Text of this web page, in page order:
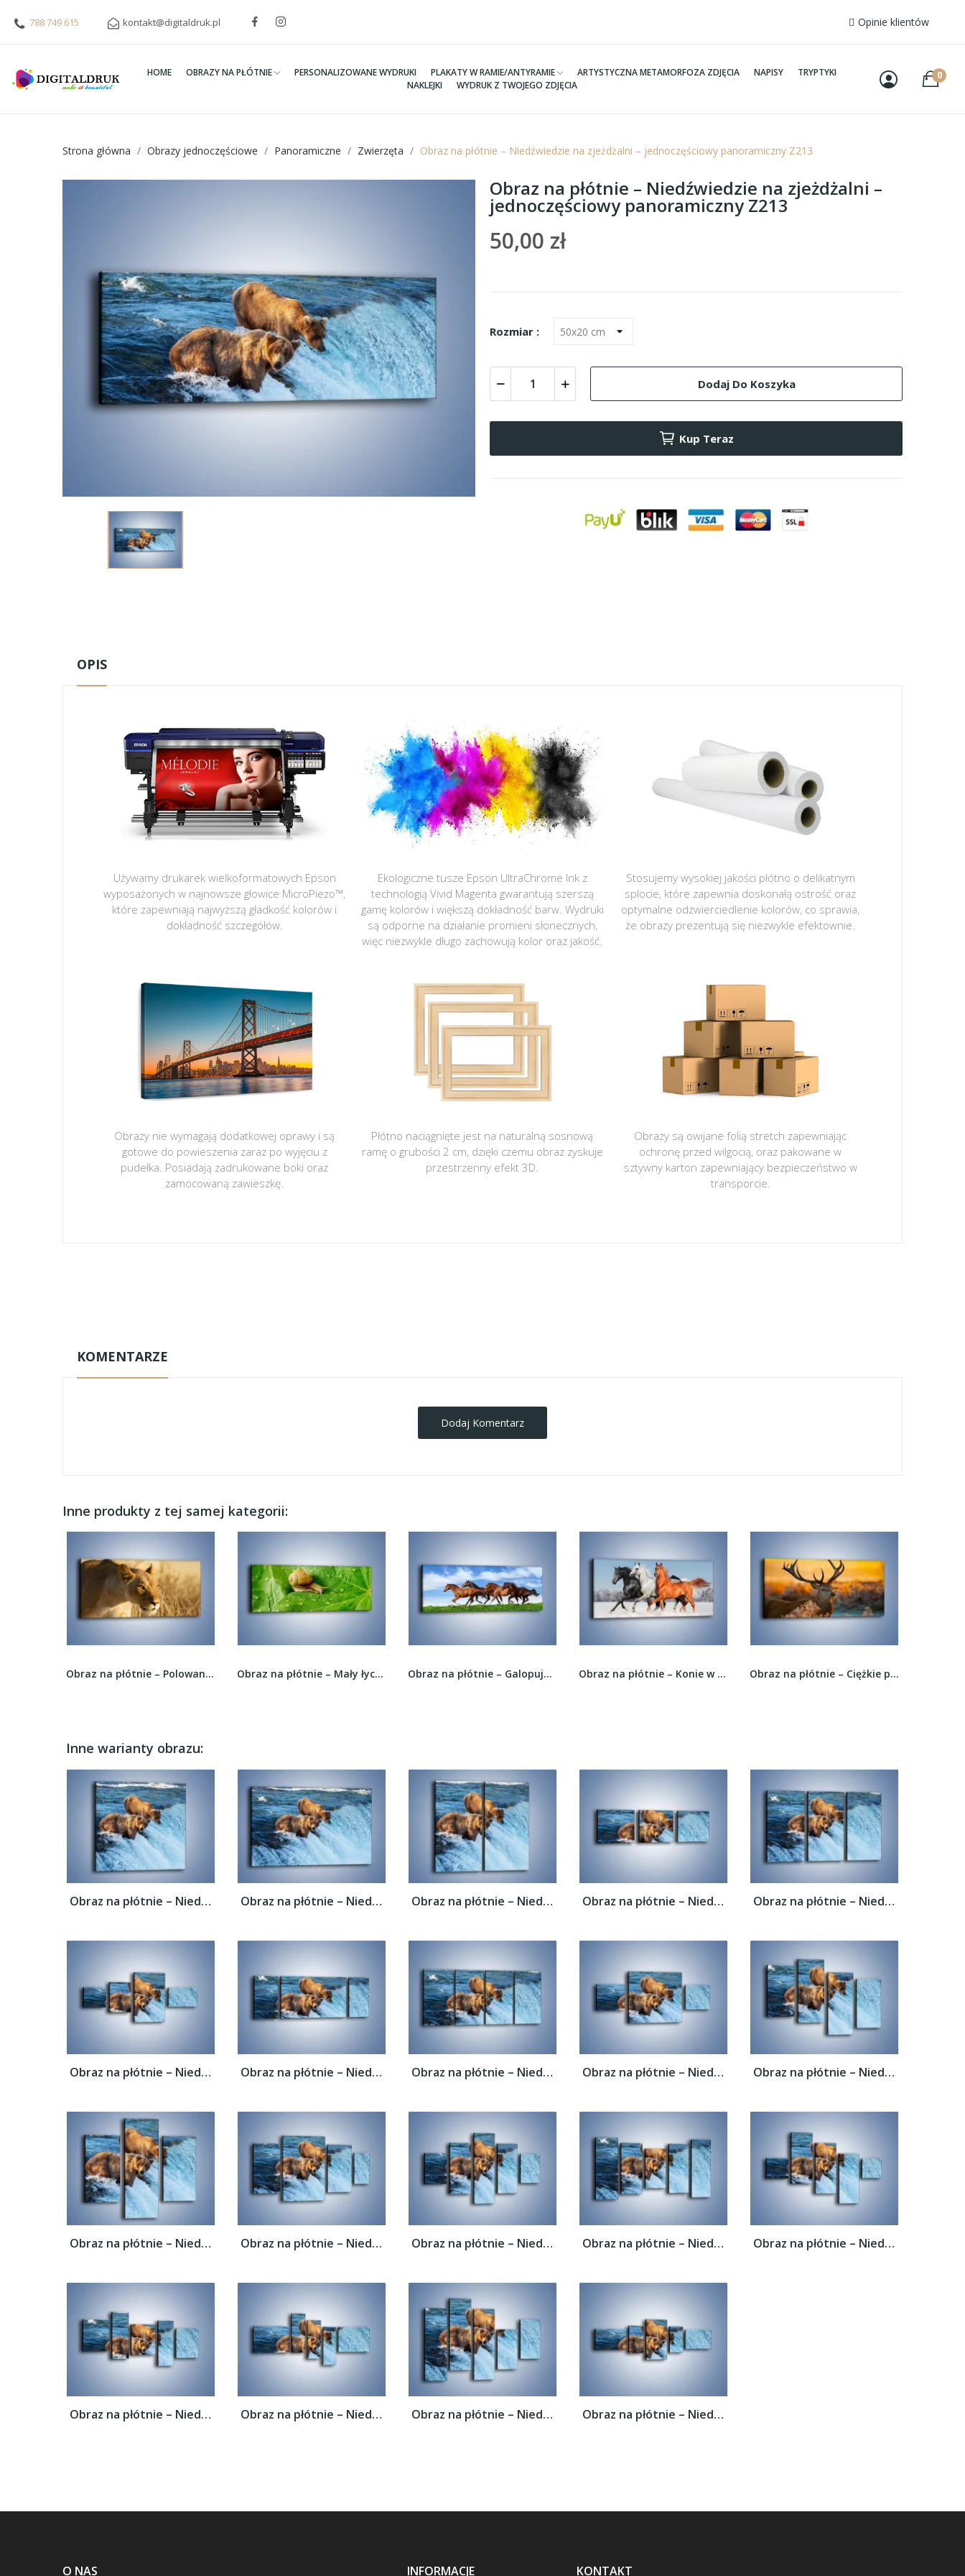
788 749 615 kontakt@digitaldruk.pl Opinie klientów
HOME OBRAZY NA PŁÓTNIE PERSONALIZOWANE WYDRUKI PLAKATY W RAMIE/ANTYRAMIE ARTYSTYCZNA METAMORFOZA ZDJĘCIA NAPISY
TRYPTYKI
NAKLEJKI
WYDRUK Z TWOJEGO ZDJĘCIA
0
Strona główna Obrazy jednoczęściowe Panoramiczne Zwierzęta Obraz na płótnie – Niedźwiedzie na zjeżdżalni – jednoczęściowy panoramiczny Z213
Obraz na płótnie – Niedźwiedzie na zjeżdżalni –
jednoczęściowy panoramiczny Z213
50,00 zł
Rozmiar :
Dodaj Do Koszyka
Kup Teraz
OPIS
Używamy drukarek wielkoformatowych Epson
wyposażonych w najnowsze głowice MicroPiezo™,
które zapewniają najwyższą gładkość kolorów i
dokładność szczegółów.
Ekologiczne tusze Epson UltraChrome Ink z
technologią Vivid Magenta gwarantują szerszą
gamę kolorów i większą dokładność barw. Wydruki
są odporne na działanie promieni słonecznych,
więc niezwykle długo zachowują kolor oraz jakość.
Stosujemy wysokiej jakości płótno o delikatnym
splocie, które zapewnia doskonałą ostrość oraz
optymalne odzwierciedlenie kolorów, co sprawia,
że obrazy prezentują się niezwykle efektownie.
Obrazy nie wymagają dodatkowej oprawy i są
gotowe do powieszenia zaraz po wyjęciu z
pudełka. Posiadają zadrukowane boki oraz
zamocowaną zawieszkę.
Płótno naciągnięte jest na naturalną sosnową
ramę o grubości 2 cm, dzięki czemu obraz zyskuje
przestrzenny efekt 3D.
Obrazy są owijane folią stretch zapewniając
ochronę przed wilgocią, oraz pakowane w
sztywny karton zapewniający bezpieczeństwo w
transporcie.
KOMENTARZE
Dodaj Komentarz
Inne produkty z tej samej kategorii:
Obraz na płótnie – Mały łyczek ślimaczka –... Obraz na płótnie – Galopujące stado brązowych... Obraz na płótnie – Konie w kolorach –... Obraz na płótnie – Ciężkie poroże jelenia –... Obraz na płótnie – Trio czarnych ogierów –...
Inne warianty obrazu:
Obraz na płótnie – Niedźwiedzie na... Obraz na płótnie – Niedźwiedzie na... Obraz na płótnie – Niedźwiedzie na... Obraz na płótnie – Niedźwiedzie na... Obraz na płótnie – Niedźwiedzie na...
Obraz na płótnie – Niedźwiedzie na... Obraz na płótnie – Niedźwiedzie na... Obraz na płótnie – Niedźwiedzie na... Obraz na płótnie – Niedźwiedzie na... Obraz na płótnie – Niedźwiedzie na...
Obraz na płótnie – Niedźwiedzie na... Obraz na płótnie – Niedźwiedzie na... Obraz na płótnie – Niedźwiedzie na... Obraz na płótnie – Niedźwiedzie na... Obraz na płótnie – Niedźwiedzie na...
Obraz na płótnie – Niedźwiedzie na... Obraz na płótnie – Niedźwiedzie na... Obraz na płótnie – Niedźwiedzie na... Obraz na płótnie – Niedźwiedzie na...
O NAS INFORMACJE KONTAKT